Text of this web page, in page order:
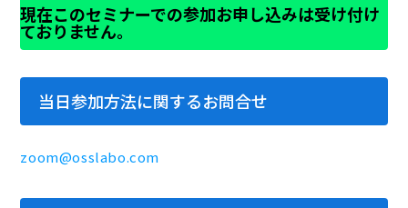
現在このセミナーでの参加お申し込みは受け付け
ておりません。
当日参加方法に関するお問合せ
zoom@osslabo.com